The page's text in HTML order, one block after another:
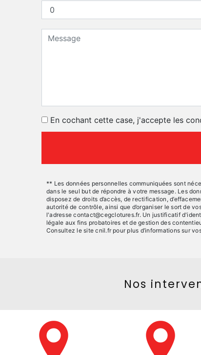
En cochant cette case, j'accepte les
** Les données personnelles communiquées sont
dans le seul but de répondre à votre message. Les
disposez de droits d’accès, de rectification,
autorité de contrôle, ainsi que d’organiser le sort de
l'adresse contact@cegclotures.fr. Un justificatif
légale aux fins probatoires et de gestion des
Consultez le site cnil.fr pour plus d’informations sur
Nos